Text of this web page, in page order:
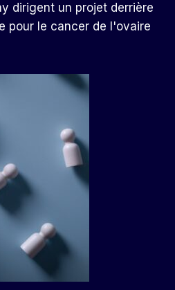
dirigent un projet derrière
pour le cancer de l'ovaire